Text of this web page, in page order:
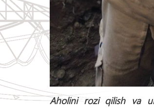
Aholini rozi qilish va